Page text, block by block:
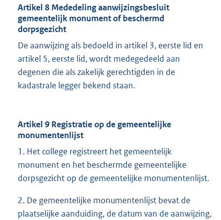
Artikel 8 Mededeling aanwijzingsbesluit
gemeentelijk monument of beschermd
dorpsgezicht
De aanwijzing als bedoeld in artikel 3, eerste lid en
artikel 5, eerste lid, wordt medegedeeld aan
degenen die als zakelijk gerechtigden in de
kadastrale legger bekend staan.
Artikel 9 Registratie op de gemeentelijke
monumentenlijst
1. Het college registreert het gemeentelijk
monument en het beschermde gemeentelijke
dorpsgezicht op de gemeentelijke monumentenlijst.
2. De gemeentelijke monumentenlijst bevat de
plaatselijke aanduiding, de datum van de aanwijzing,